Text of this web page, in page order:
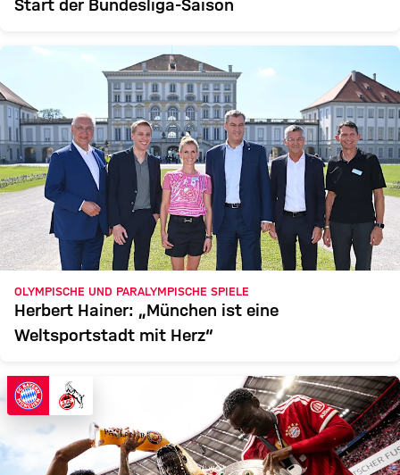
Start der Bundesliga-Saison
OLYMPISCHE UND PARALYMPISCHE SPIELE
Herbert Hainer: „München ist eine
Weltsportstadt mit Herz“